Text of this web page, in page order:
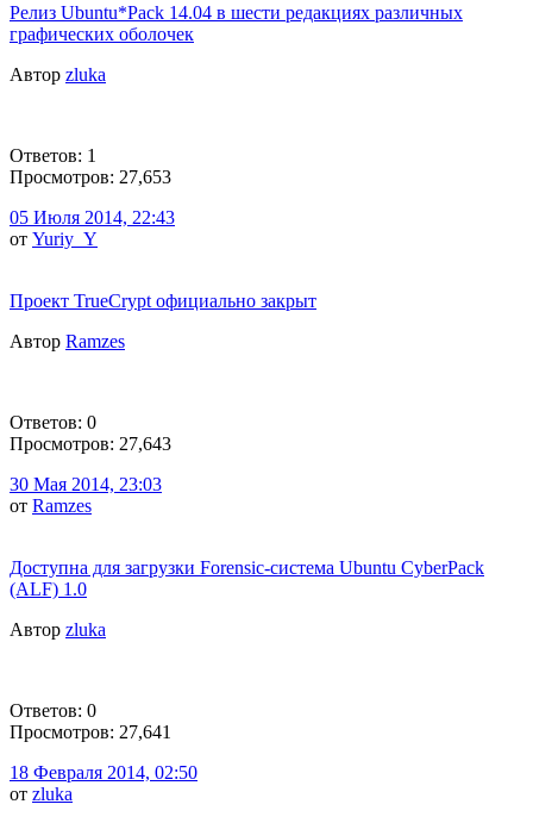
Релиз Ubuntu*Pack 14.04 в шести редакциях различных
графических оболочек
Автор zluka
Ответов: 1
Просмотров: 27,653
05 Июля 2014, 22:43
от Yuriy_Y
Проект TrueCrypt официально закрыт
Автор Ramzes
Ответов: 0
Просмотров: 27,643
30 Мая 2014, 23:03
от Ramzes
Доступна для загрузки Forensic-система Ubuntu CyberPack
(ALF) 1.0
Автор zluka
Ответов: 0
Просмотров: 27,641
18 Февраля 2014, 02:50
от zluka